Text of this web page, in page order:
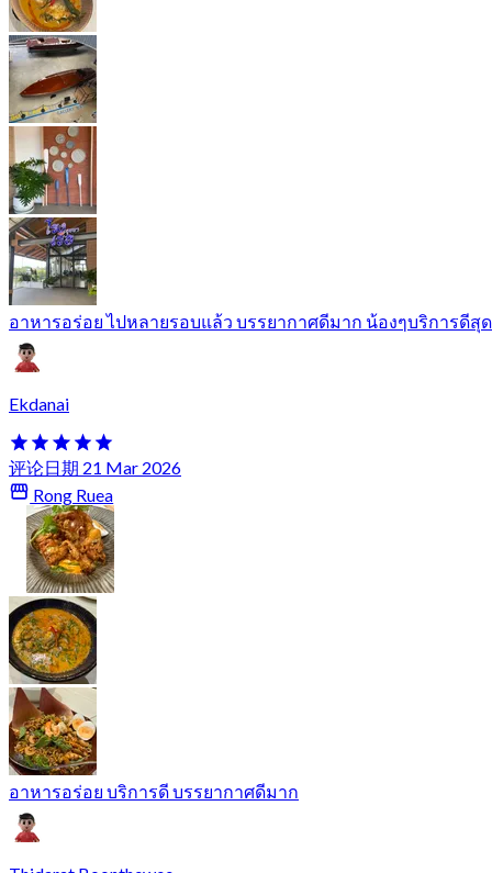
อาหารอร่อย ไปหลายรอบแล้ว บรรยากาศดีมาก น้องๆบริการดีสุด
Ekdanai
评论日期 21 Mar 2026
Rong Ruea
อาหารอร่อย บริการดี บรรยากาศดีมาก